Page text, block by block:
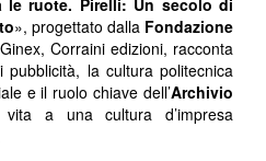
le ruote. Pirelli: Un secolo di
», progettato dalla Fondazione
Corraini edizioni, racconta
pubblicità, la cultura politecnica
e il ruolo chiave dell’Archivio
a una cultura d’impresa